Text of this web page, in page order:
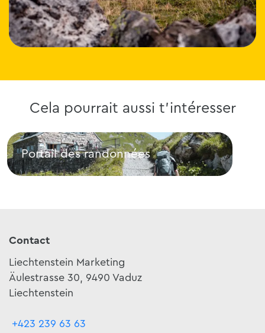
Cela pourrait aussi t'intéresser
Portail des randonnées
Portail des randonnées
Contact
Liechtenstein Marketing
Äulestrasse 30, 9490 Vaduz
Liechtenstein
+423 239 63 63